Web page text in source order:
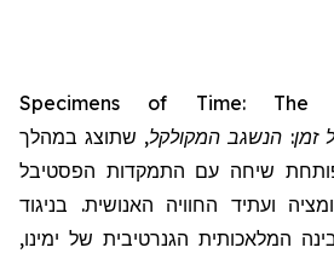
Specimens of Time: The
זמן: הנשגב המקולקל, שתוצג במהלך
2026, פותחת שיחה עם התמקדות הפסטיבל
ועתיד החוויה האנושית. בניגוד
המלאכותית הגנרטיבית של ימינו,